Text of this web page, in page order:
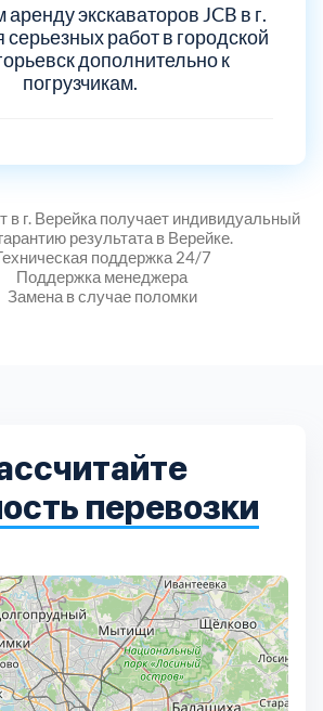
экскаваторов JCB в г.
работ в городской
дополнительно к
погрузчикам.
г. Верейка получает индивидуальный
результата в Верейке.
поддержка 24/7
Поддержка менеджера
Замена в случае поломки
перевозки
7
7
7
11
2